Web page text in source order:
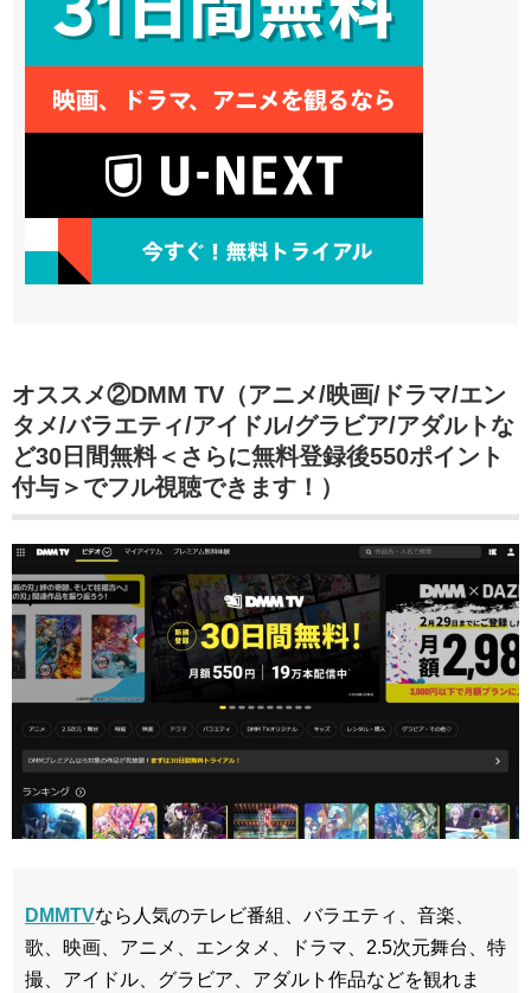
オススメ②DMM TV（アニメ/映画/ドラマ/エン
タメ/バラエティ/アイドル/グラビア/アダルトな
ど30日間無料＜さらに無料登録後550ポイント
付与＞でフル視聴できます！）
DMMTVなら人気のテレビ番組、バラエティ、音楽、
歌、映画、アニメ、エンタメ、ドラマ、2.5次元舞台、特
撮、アイドル、グラビア、アダルト作品などを観れま